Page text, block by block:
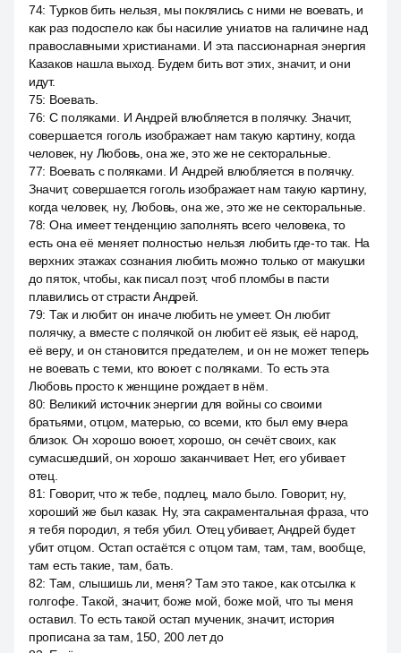
74: Турков бить нельзя, мы поклялись с ними не воевать, и
как раз подоспело как бы насилие униатов на галичине над
православными христианами. И эта пассионарная энергия
Казаков нашла выход. Будем бить вот этих, значит, и они
идут.
75: Воевать.
76: С поляками. И Андрей влюбляется в полячку. Значит,
совершается гоголь изображает нам такую картину, когда
человек, ну Любовь, она же, это же не секторальные.
77: Воевать с поляками. И Андрей влюбляется в полячку.
Значит, совершается гоголь изображает нам такую картину,
когда человек, ну, Любовь, она же, это же не секторальные.
78: Она имеет тенденцию заполнять всего человека, то
есть она её меняет полностью нельзя любить где-то так. На
верхних этажах сознания любить можно только от макушки
до пяток, чтобы, как писал поэт, чтоб пломбы в пасти
плавились от страсти Андрей.
79: Так и любит он иначе любить не умеет. Он любит
полячку, а вместе с полячкой он любит её язык, её народ,
её веру, и он становится предателем, и он не может теперь
не воевать с теми, кто воюет с поляками. То есть эта
Любовь просто к женщине рождает в нём.
80: Великий источник энергии для войны со своими
братьями, отцом, матерью, со всеми, кто был ему вчера
близок. Он хорошо воюет, хорошо, он сечёт своих, как
сумасшедший, он хорошо заканчивает. Нет, его убивает
отец.
81: Говорит, что ж тебе, подлец, мало было. Говорит, ну,
хороший же был казак. Ну, эта сакраментальная фраза, что
я тебя породил, я тебя убил. Отец убивает, Андрей будет
убит отцом. Остап остаётся с отцом там, там, там, вообще,
там есть такие, там, бать.
82: Там, слышишь ли, меня? Там это такое, как отсылка к
голгофе. Такой, значит, боже мой, боже мой, что ты меня
оставил. То есть такой остап мученик, значит, история
прописана за там, 150, 200 лет до